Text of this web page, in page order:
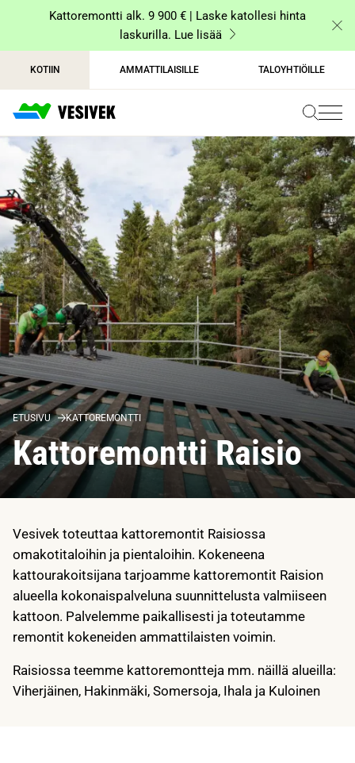
sisältöönKattoremontti alk. 9 900 € | Laske katollesi hinta
laskurilla. Lue lisää
KOTIIN AMMATTILAISILLE TALOYHTIÖILLE
ETUSIVU KATTOREMONTTI
Kattoremontti Raisio
Vesivek toteuttaa kattoremontit Raisiossa
omakotitaloihin ja pientaloihin. Kokeneena
kattourakoitsijana tarjoamme kattoremontit Raision
alueella kokonaispalveluna suunnittelusta valmiiseen
kattoon. Palvelemme paikallisesti ja toteutamme
remontit kokeneiden ammattilaisten voimin.
Raisiossa teemme kattoremontteja mm. näillä alueilla:
Viherjäinen, Hakinmäki, Somersoja, Ihala ja Kuloinen